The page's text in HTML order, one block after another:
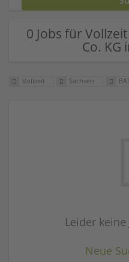
0 Jobs für
Co. KG
Vollzeit Sachsen
Leider
Neue